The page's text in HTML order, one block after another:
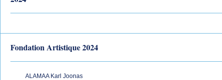
Fondation Artistique 2024
ALAMAA Karl Joonas